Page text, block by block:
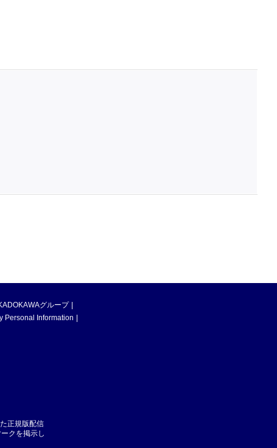
グループ
Personal Information
正規版配信
クを掲示し